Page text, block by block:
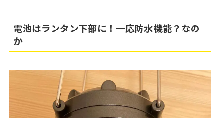
電池はランタン下部に！一応防水機能？なの
か